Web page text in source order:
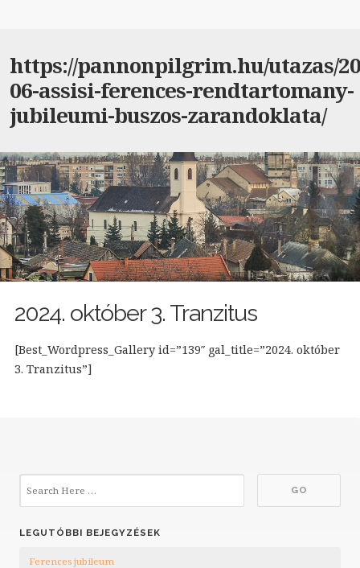
https://pannonpilgrim.hu/utazas/
06-assisi-ferences-rendtartomany-
jubileumi-buszos-zarandoklata/
2024. október 3. Tranzitus
[Best_Wordpress_Gallery id=”139″ gal_title=”2024. október
3. Tranzitus”]
LEGUTÓBBI BEJEGYZÉSEK
Ferences jubileum